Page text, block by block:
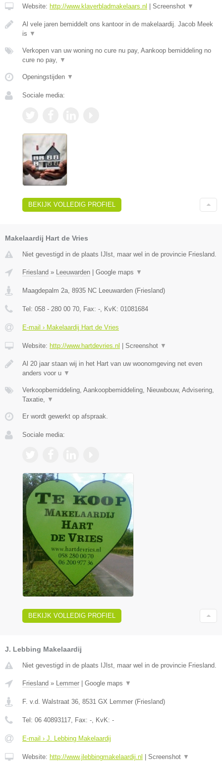
Website: http://www.klaverbladmakelaars.nl | Screenshot ▼
Al vele jaren bemiddelt ons kantoor in de makelaardij. Jacob Meek
is ▼
Verkopen van uw woning no cure nu pay, Aankoop bemiddeling no
cure no pay,
▼
Openingstijden ▼
Sociale media:
BEKIJK VOLLEDIG PROFIEL
Makelaardij Hart de Vries
Niet gevestigd in de plaats IJlst, maar wel in de provincie Friesland.
Friesland » Leeuwarden Google maps ▼
Maagdepalm 2a, 8935 NC Leeuwarden (Friesland)
Tel: 058 - 280 00 70, Fax: -, KvK: 01081684
E-mail › Makelaardij Hart de Vries
Website: http://www.hartdevries.nl Screenshot ▼
Al 20 jaar staan wij in het Hart van uw woonomgeving net even
anders voor u ▼
Verkoopbemiddeling, Aankoopbemiddeling, Nieuwbouw, Advisering,
Taxatie, ▼
Er wordt gewerkt op afspraak.
Sociale media:
BEKIJK VOLLEDIG PROFIEL
J. Lebbing Makelaardij
Niet gevestigd in de plaats IJlst, maar wel in de provincie Friesland.
Friesland » Lemmer Google maps ▼
F. v.d. Walstraat 36 8531 GX Lemmer (Friesland)
Tel: 06 40893117 , Fax: - , KvK: -
E-mail › J. Lebbing Makelaardij
Website: http://www.jlebbingmakelaardij.nl Screenshot ▼